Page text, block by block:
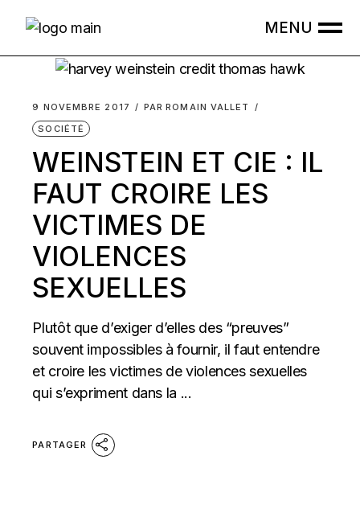
9 NOVEMBRE 2017 PAR ROMAIN VALLET
SOCIÉTÉ
WEINSTEIN ET CIE : IL
FAUT CROIRE LES
VICTIMES DE
VIOLENCES
SEXUELLES
Plutôt que d’exiger d’elles des “preuves”
souvent impossibles à fournir, il faut entendre
et croire les victimes de violences sexuelles
qui s’expriment dans la ...
PARTAGER